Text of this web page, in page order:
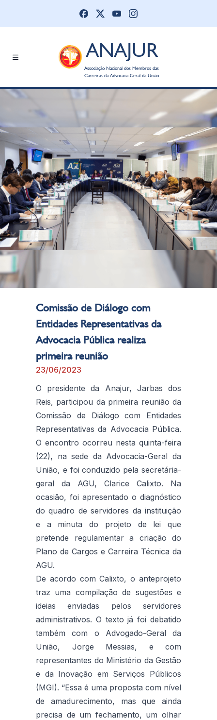
ANAJUR
Associação Nacional dos Membros das
Carreiras da Advocacia-Geral da União
Comissão de Diálogo com
Entidades Representativas da
Advocacia Pública realiza
primeira reunião
23/06/2023
O presidente da Anajur, Jarbas dos
Reis, participou da primeira reunião da
Comissão de Diálogo com Entidades
Representativas da Advocacia Pública.
O encontro ocorreu nesta quinta-feira
(22), na sede da Advocacia-Geral da
União, e foi conduzido pela secretária-
geral da AGU, Clarice Calixto. Na
ocasião, foi apresentado o diagnóstico
do quadro de servidores da instituição
e a minuta do projeto de lei que
pretende regulamentar a criação do
Plano de Cargos e Carreira Técnica da
AGU.
De acordo com Calixto, o anteprojeto
traz uma compilação de sugestões e
ideias enviadas pelos servidores
administrativos. O texto já foi debatido
também com o Advogado-Geral da
União, Jorge Messias, e com
representantes do Ministério da Gestão
e da Inovação em Serviços Públicos
(MGI). “Essa é uma proposta com nível
de amadurecimento, mas que ainda
precisa de um fechamento, um olhar